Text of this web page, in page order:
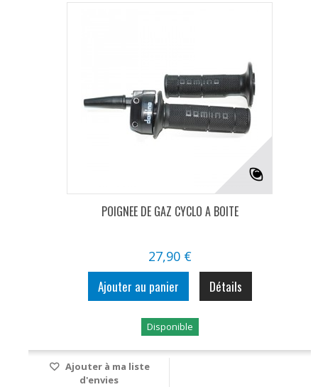
POIGNEE DE GAZ CYCLO A BOITE
27,90 €
Ajouter au panier Détails
Disponible
Ajouter à ma liste
d'envies